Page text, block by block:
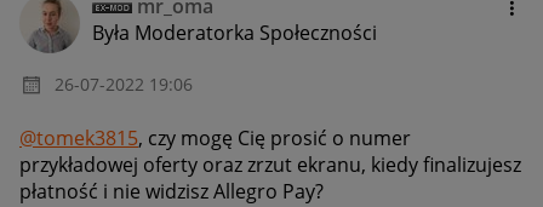
mr_oma
Była Moderatorka Społeczności
‎26-07-2022 19:06
@tomek3815, czy mogę Cię prosić o numer
przykładowej oferty oraz zrzut ekranu, kiedy finalizujesz
płatność i nie widzisz Allegro Pay?